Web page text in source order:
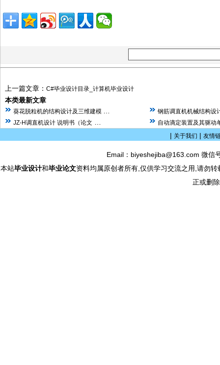
上一篇文章： C#毕业设计目录_计算机毕业设计
本类最新文章
葵花脱粒机的结构设计及三维建模
钢筋调直机机械结构设
JZ-H调直机设计 说明书（论文
自动滴定装置及其驱动
| 关于我们 | 友情
Email：biyeshejiba@163.com 微
本站毕业设计和毕业论文资料均属原创者所有,仅供学习交流之用,请勿
正或删